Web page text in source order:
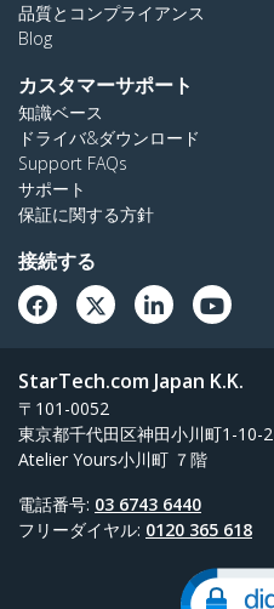
品質とコンプライアンス
Blog
カスタマーサポート
知識ベース
ドライバ&ダウンロード
Support FAQs
サポート
保証に関する方針
接続する
StarTech.com Japan K.K.
〒101-0052
東京都千代田区神田小川町1-10-2
Atelier Yours小川町 ７階
電話番号: 03 6743 6440
フリーダイヤル: 0120 365 618